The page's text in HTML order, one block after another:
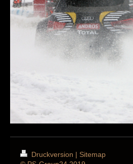
Druckversion | Sitemap